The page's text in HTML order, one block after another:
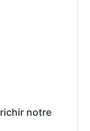
notre